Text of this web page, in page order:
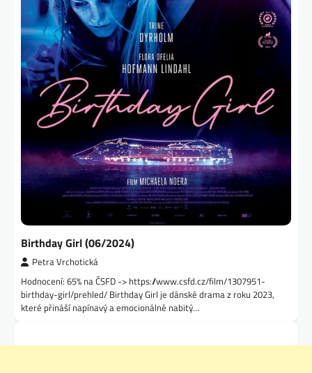
Birthday Girl (06/2024)
Petra Vrchotická
Hodnocení: 65% na ČSFD -> https://www.csfd.cz/film/1307951-
birthday-girl/prehled/ Birthday Girl je dánské drama z roku 2023,
které přináší napínavý a emocionálně nabitý…